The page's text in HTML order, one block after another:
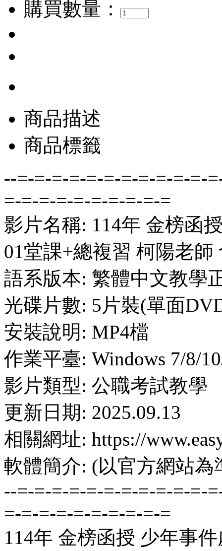
購買數量：
商品描述
商品標籤
--=-=-=-=-=-=-=-=-=-=-=-
=-=-=-=-=-=-=-=-=-=
影片名稱: 114年 金榜函
01堂課+總複習 柯陽老師
語系版本: 繁體中文教學
光碟片數: 5片裝(單面
安裝說明: MP4檔
作業平臺: Windows 7/8/
影片類型: 公職考試教學
更新日期: 2025.09.13
相關網址: https://
軟體簡介: (以官方網站為
--=-=-=-=-=-=-=-=-=-=-=-
=-=-=-=-=-=-=-=-=-=
114年 金榜函授 少年事